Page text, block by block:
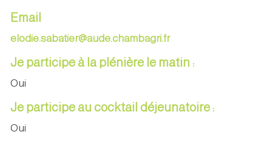
Email
elodie.sabatier@aude.chambagri.fr
Je participe à la plénière le matin :
Oui
Je participe au cocktail déjeunatoire :
Oui